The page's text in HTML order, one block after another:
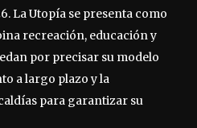
La Utopía se presenta como
recreación, educación y
por precisar su modelo
a largo plazo y la
para garantizar su